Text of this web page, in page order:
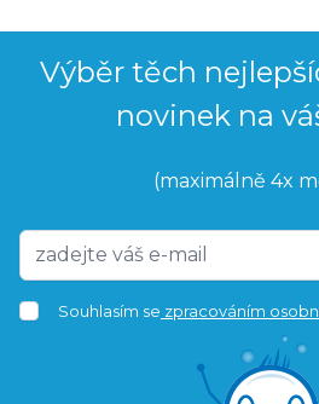
Výběr těch
novinek na
(maximálně 4x
Souhlasím se zpracováním